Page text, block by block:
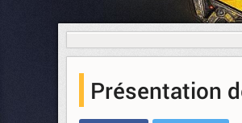
Présentation